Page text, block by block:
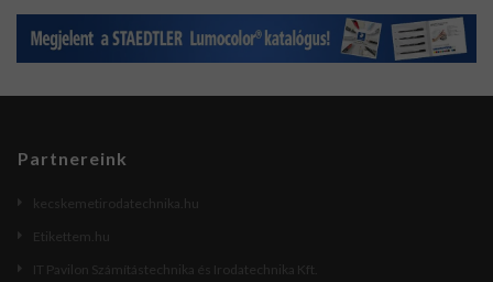
Partnereink
kecskemetirodatechnika.hu
Etikettem.hu
IT Pavilon Számítástechnika és Irodatechnika Kft.